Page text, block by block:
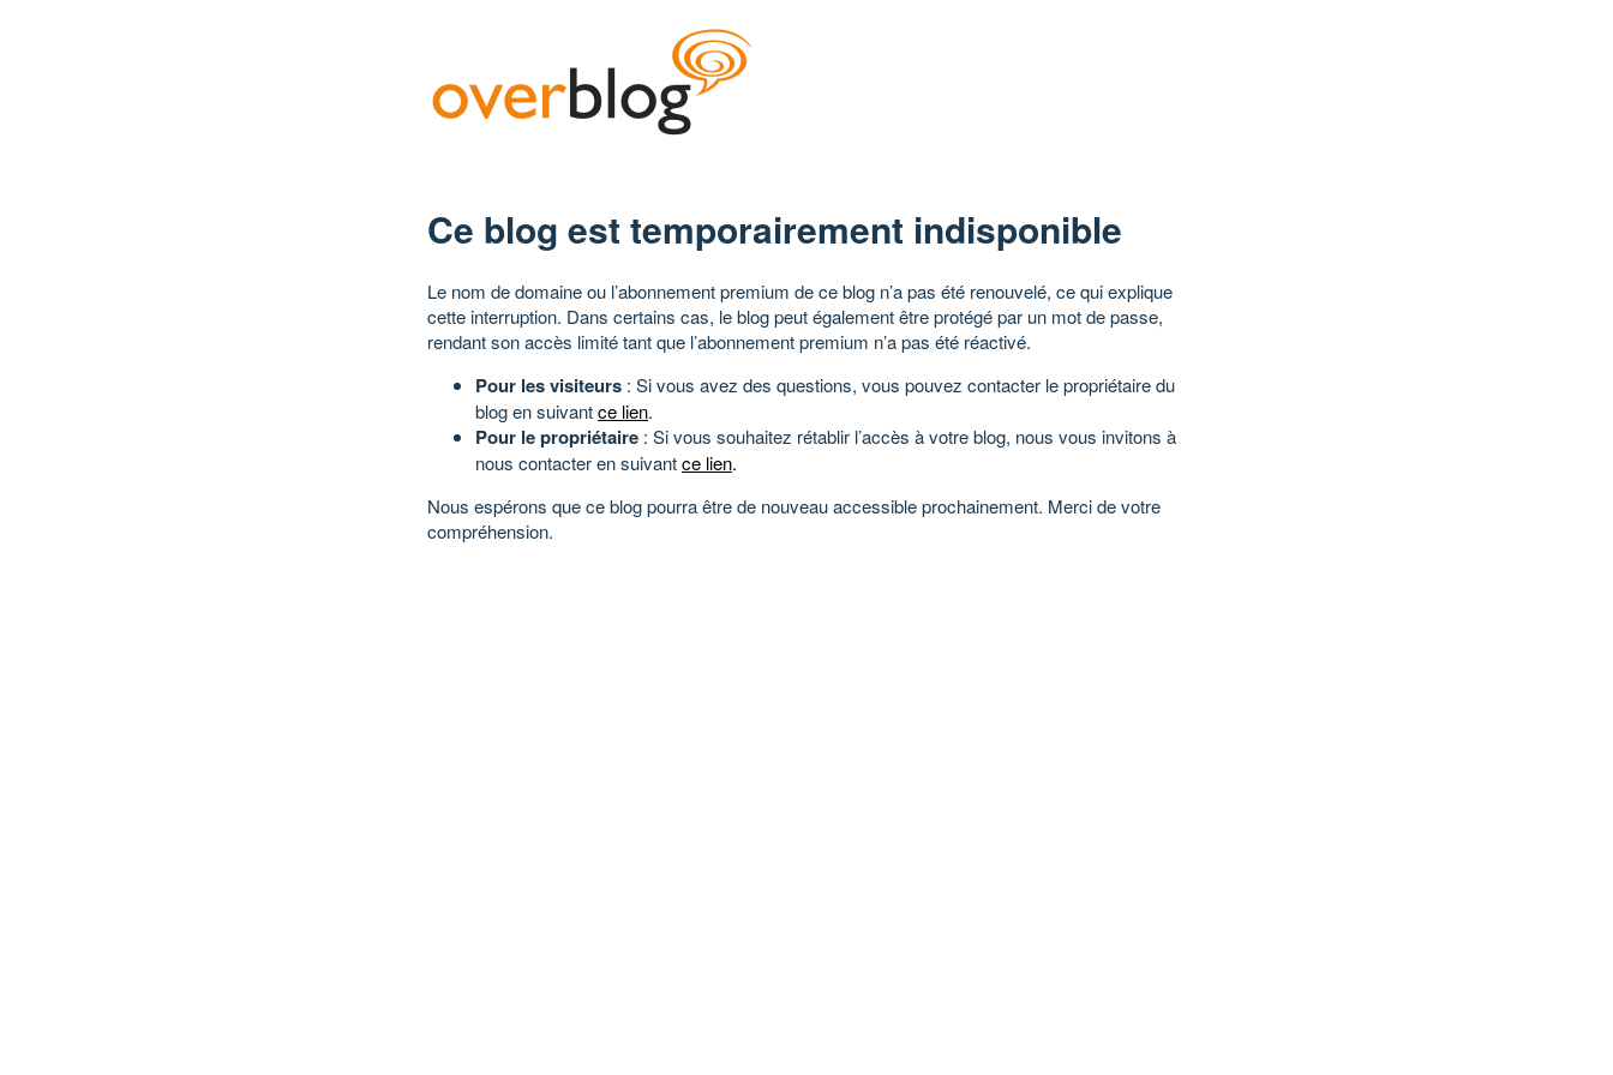
Ce blog est temporairement indisponible
Le nom de domaine ou l’abonnement premium de ce blog n’a pas été renouvelé, ce qui explique
cette interruption. Dans certains cas, le blog peut également être protégé par un mot de passe,
rendant son accès limité tant que l’abonnement premium n’a pas été réactivé.
Pour les visiteurs : Si vous avez des questions, vous pouvez contacter le propriétaire du
blog en suivantce lien.
Pour le propriétaire : Si vous souhaitez rétablir l’accès à votre blog, nous vous invitons à
nous contacter en suivantce lien.
Nous espérons que ce blog pourra être de nouveau accessible prochainement. Merci de votre
compréhension.